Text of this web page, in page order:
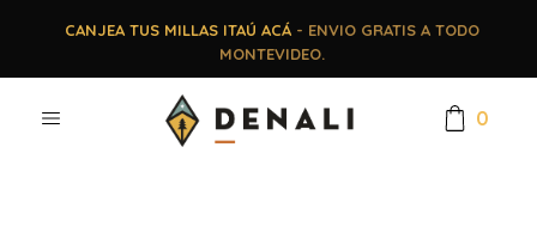
CANJEA TUS MILLAS ITAÚ ACÁ- ENVIO GRATIS A TODO
MONTEVIDEO.
0